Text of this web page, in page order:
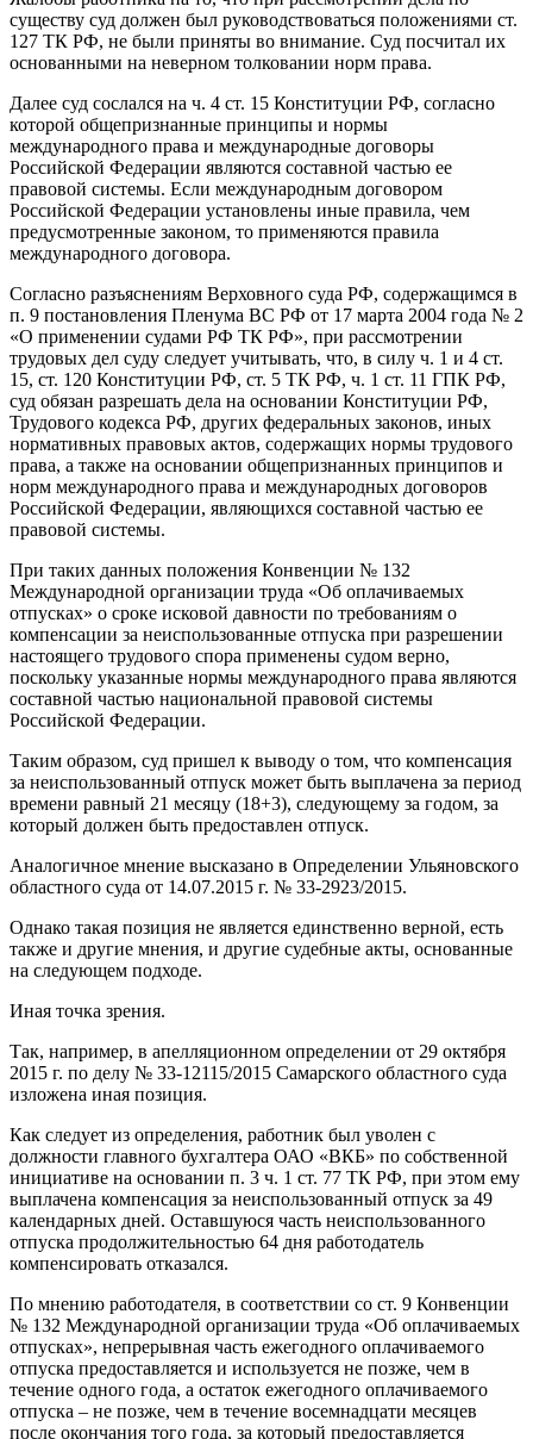
существу суд должен был руководствоваться положениями ст.
127 ТК РФ, не были приняты во внимание. Суд посчитал их
основанными на неверном толковании норм права.
Далее суд сослался на ч. 4 ст. 15 Конституции РФ, согласно
которой общепризнанные принципы и нормы
международного права и международные договоры
Российской Федерации являются составной частью ее
правовой системы. Если международным договором
Российской Федерации установлены иные правила, чем
предусмотренные законом, то применяются правила
международного договора.
Согласно разъяснениям Верховного суда РФ, содержащимся в
п. 9 постановления Пленума ВС РФ от 17 марта 2004 года № 2
«О применении судами РФ ТК РФ», при рассмотрении
трудовых дел суду следует учитывать, что, в силу ч. 1 и 4 ст.
15, ст. 120 Конституции РФ, ст. 5 ТК РФ, ч. 1 ст. 11 ГПК РФ,
суд обязан разрешать дела на основании Конституции РФ,
Трудового кодекса РФ, других федеральных законов, иных
нормативных правовых актов, содержащих нормы трудового
права, а также на основании общепризнанных принципов и
норм международного права и международных договоров
Российской Федерации, являющихся составной частью ее
правовой системы.
При таких данных положения Конвенции № 132
Международной организации труда «Об оплачиваемых
отпусках» о сроке исковой давности по требованиям о
компенсации за неиспользованные отпуска при разрешении
настоящего трудового спора применены судом верно,
поскольку указанные нормы международного права являются
составной частью национальной правовой системы
Российской Федерации.
Таким образом, суд пришел к выводу о том, что компенсация
за неиспользованный отпуск может быть выплачена за период
времени равный 21 месяцу (18+3), следующему за годом, за
который должен быть предоставлен отпуск.
Аналогичное мнение высказано в Определении Ульяновского
областного суда от 14.07.2015 г. № 33-2923/2015.
Однако такая позиция не является единственно верной, есть
также и другие мнения, и другие судебные акты, основанные
на следующем подходе.
Иная точка зрения.
Так, например, в апелляционном определении от 29 октября
2015 г. по делу № 33-12115/2015 Самарского областного суда
изложена иная позиция.
Как следует из определения, работник был уволен с
должности главного бухгалтера ОАО «ВКБ» по собственной
инициативе на основании п. 3 ч. 1 ст. 77 ТК РФ, при этом ему
выплачена компенсация за неиспользованный отпуск за 49
календарных дней. Оставшуюся часть неиспользованного
отпуска продолжительностью 64 дня работодатель
компенсировать отказался.
По мнению работодателя, в соответствии со ст. 9 Конвенции
№ 132 Международной организации труда «Об оплачиваемых
отпусках», непрерывная часть ежегодного оплачиваемого
отпуска предоставляется и используется не позже, чем в
течение одного года, а остаток ежегодного оплачиваемого
отпуска – не позже, чем в течение восемнадцати месяцев
после окончания того года, за который предоставляется